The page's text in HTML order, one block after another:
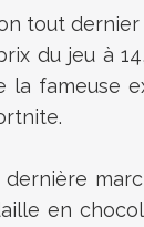
tout
du jeu à
la fameuse
en